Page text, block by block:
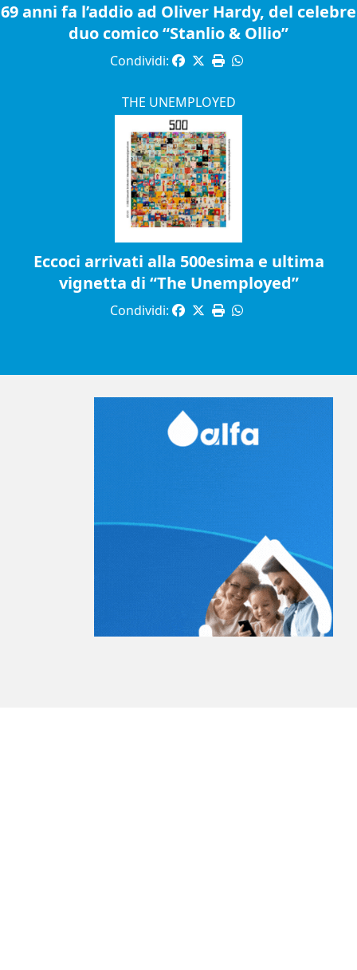
69 anni fa l’addio ad Oliver Hardy, del celebre
duo comico “Stanlio & Ollio”
Condividi:
THE UNEMPLOYED
Eccoci arrivati alla 500esima e ultima
vignetta di “The Unemployed”
Condividi: